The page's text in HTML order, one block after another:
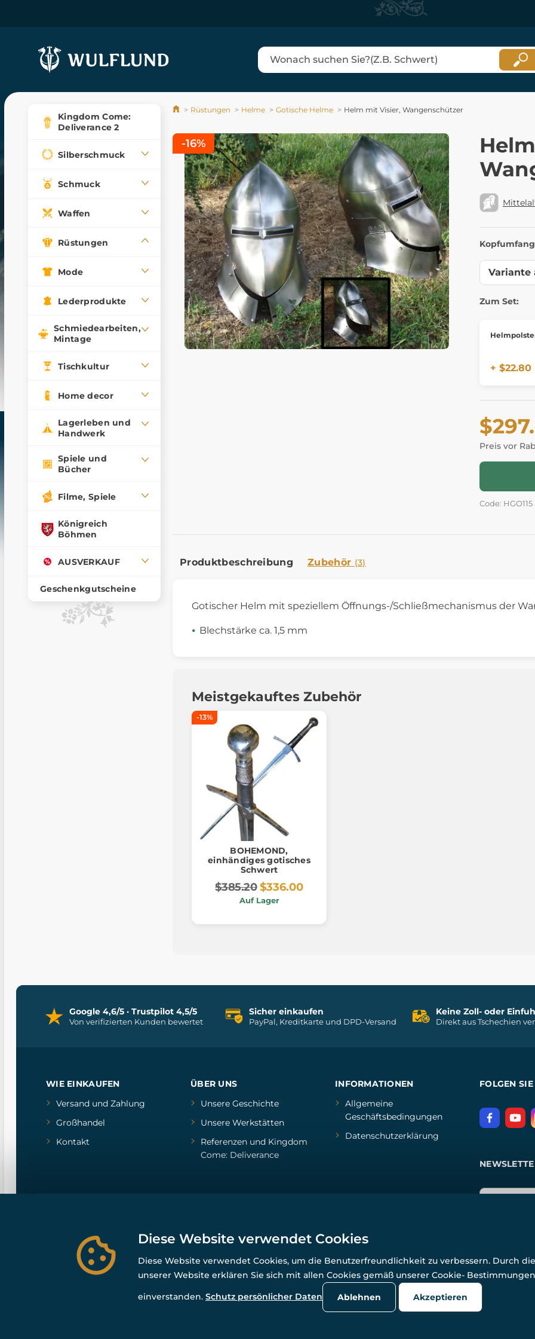
Kingdom Come:
Deliverance 2
Silberschmuck
Schmuck
Waffen
Rüstungen
Mode
Lederprodukte
Schmiedearbeiten,
Mintage
Tischkultur
Home decor
Lagerleben und
Handwerk
Spiele und
Bücher
Filme, Spiele
Königreich
Böhmen
AUSVERKAUF
Geschenkgutscheine
Rüstungen Helme Gotische Helme Helm mit Visier, Wangenschützer
Zum Set:
+ $22.80
Preis vor
Code: HGO115
-16%
Produktbeschreibung Zubehör (3)
Gotischer Helm mit speziellem Öffnungs-/Schließmechanismus der
Blechstärke ca. 1,5 mm
Meistgekauftes Zubehör
-13%
BOHEMOND,
einhändiges gotisches
Schwert
$385.20$336.00
Auf Lager
Google 4,6/5 · Trustpilot 4,5/5
Von verifizierten Kunden bewertet
Sicher einkaufen
PayPal, Kreditkarte und DPD-Versand
Keine Zoll- oder
Direkt aus Tschechien
WIE EINKAUFEN
Versand und Zahlung
Großhandel
Kontakt
ÜBER UNS
Unsere Geschichte
Unsere Werkstätten
Referenzenund Kingdom
Come: Deliverance
INFORMATIONEN
Allgemeine
Geschäftsbedingungen
Datenschutzerklärung
FOLGEN
© Alle Rechte vorbehalten. www.wulflund.de 2007-2026.
Powered by
Simplia.cz , protected by reCAPTCHA.
Diese Website verwendet Cookies
Diese Website verwendet Cookies, um die Benutzerfreundlichkeit zu verbessern. Durch
unserer Website erklären Sie sich mit allen Cookies gemäß unserer Cookie- Bestimmungen
einverstanden. Schutz persönlicher Daten Ablehnen Akzeptieren